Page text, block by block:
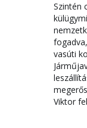
Szintén
vasúti
Viktor